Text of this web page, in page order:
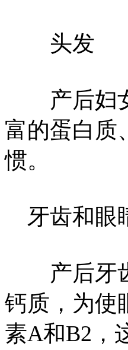
头发
产后妇女
富的蛋白质
惯。
牙齿和眼
产后牙齿
钙质，为使
素A和B2，